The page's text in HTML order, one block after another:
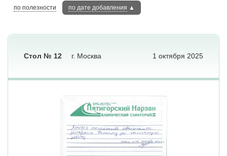
по полезности
по дате добавления ▲
1 октября 2025
Стол № 12 г. Москва